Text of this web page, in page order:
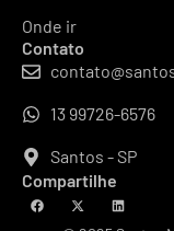
Onde ir
Contato
13 99726-6576
Santos - SP
Compartilhe